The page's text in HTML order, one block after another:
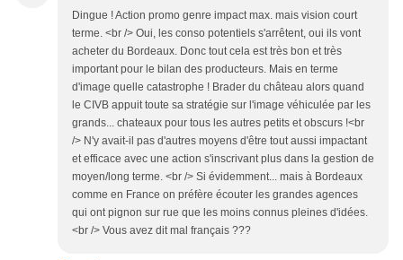
Dingue ! Action promo genre impact max. mais vision court
terme. <br /> Oui, les conso potentiels s'arrêtent, oui ils vont
acheter du Bordeaux. Donc tout cela est très bon et très
important pour le bilan des producteurs. Mais en terme
d'image quelle catastrophe ! Brader du château alors quand
le CIVB appuit toute sa stratégie sur l'image véhiculée par les
grands... chateaux pour tous les autres petits et obscurs !<br
/> N'y avait-il pas d'autres moyens d'être tout aussi impactant
et efficace avec une action s'inscrivant plus dans la gestion de
moyen/long terme. <br /> Si évidemment... mais à Bordeaux
comme en France on préfère écouter les grandes agences
qui ont pignon sur rue que les moins connus pleines d'idées.
<br /> Vous avez dit mal français ???